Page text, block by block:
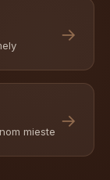
→
mieste
→